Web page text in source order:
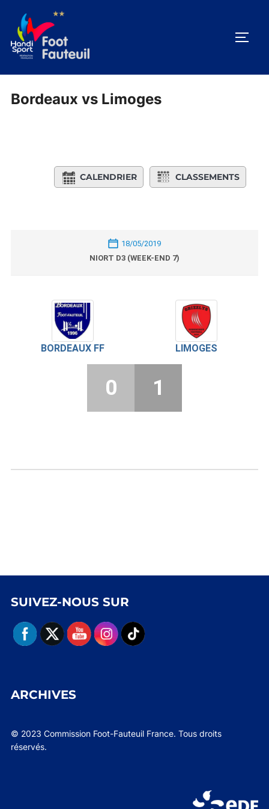
contenu
Bordeaux vs Limoges
CALENDRIER CLASSEMENTS
18/05/2019
NIORT D3 (WEEK-END 7)
BORDEAUX FF LIMOGES
0 1
SUIVEZ-NOUS SUR
ARCHIVES
© 2023 Commission Foot-Fauteuil France. Tous droits
réservés.